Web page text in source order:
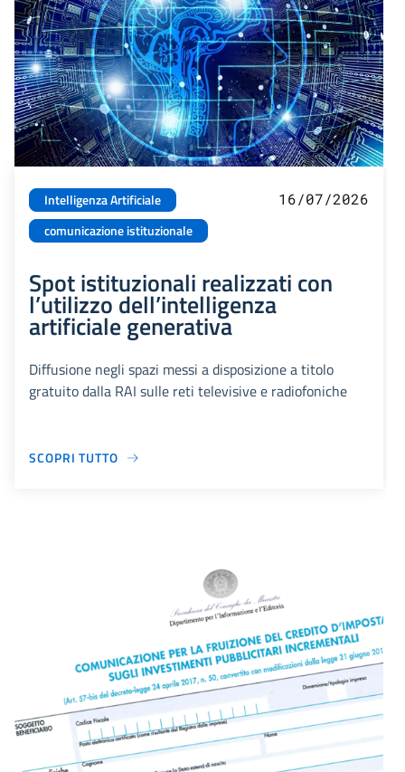
Intelligenza Artificiale
comunicazione istituzionale
16/07/2026
Spot istituzionali realizzati con
l’utilizzo dell’intelligenza
artificiale generativa
Diffusione negli spazi messi a disposizione a titolo
gratuito dalla RAI sulle reti televisive e radiofoniche
SCOPRI TUTTO